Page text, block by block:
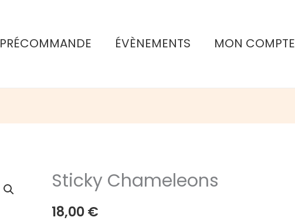
PRÉCOMMANDE ÉVÈNEMENTS MON COMPTE
Sticky Chameleons
18,00€